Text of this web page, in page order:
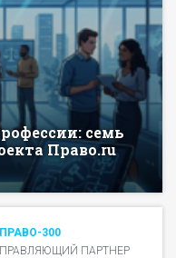
семь
Право.ru
300
ПАРТНЕР